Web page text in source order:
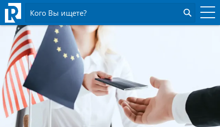
Кого Вы ищете?